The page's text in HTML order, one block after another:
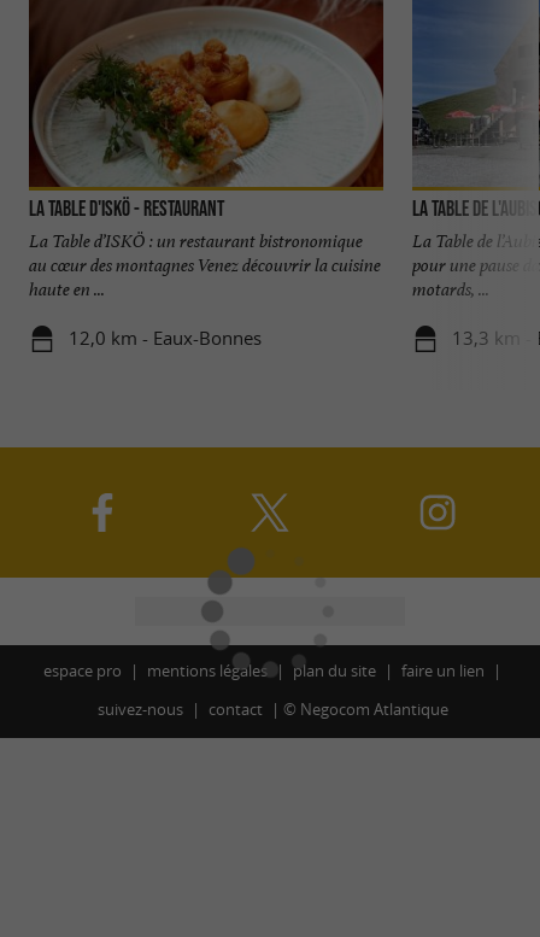
La Table d'Iskö - Restaurant
La Table d’ISKÖ : un restaurant bistronomique
au cœur des montagnes Venez découvrir la cuisine
haute en ...
12,0 km - Eaux-Bonnes
La Table de
La Table de
pour une pause
motards, ...
13,3 km -
espace pro mentions légales plan du site
faire un lien
suivez-nous
contact © Negocom Atlantique